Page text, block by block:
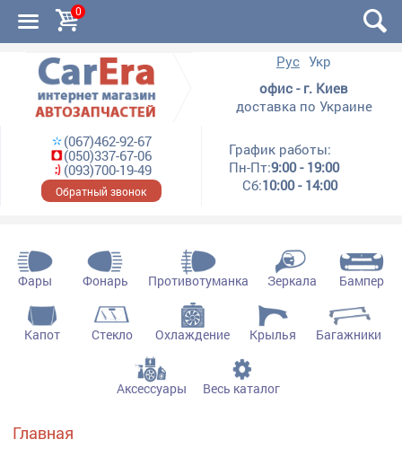
0
Рус Укр
офис - г. Киев
доставка по Украине
(067)462-92-67
(050)337-67-06
(093)700-19-49
Обратный звонок
График работы:
Пн-Пт:9:00 - 19:00
Сб:10:00 - 14:00
Фары Фонарь Противотуманка Зеркала Бампер
Капот Стекло Охлаждение Крылья Багажники
Аксессуары Весь каталог
Вы здесь
Главная